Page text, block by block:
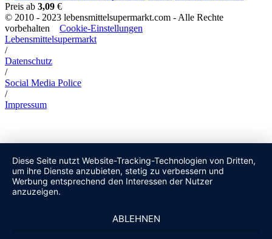
Preis ab 3,09 €
© 2010 - 2023 lebensmittelsupermarkt.com - Alle Rechte
vorbehalten Cookie-Einstellungen
Lebensmittelsupermarkt
/
Datenschutz
/
Social Media Police
/
Impressum
Diese Seite nutzt Website-Tracking-Technologien von Dritten,
um ihre Dienste anzubieten, stetig zu verbessern und
Werbung entsprechend den Interessen der Nutzer
anzuzeigen.
ABLEHNEN